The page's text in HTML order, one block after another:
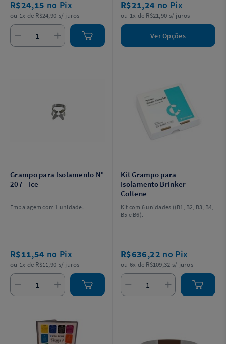
R$24,15 no Pix
ou 1x de R$24,90 s/ juros
R$21,24 no Pix
ou 1x de R$21,90 s/ juros
Ver Opções
Grampo para Isolamento Nº
207 - Ice
Embalagem com 1 unidade.
R$11,54 no Pix
ou 1x de R$11,90 s/ juros
Kit Grampo para
Isolamento Brinker -
Coltene
Kit com 6 unidades ((B1, B2, B3, B4,
B5 e B6).
R$636,22 no Pix
ou 6x de R$109,32 s/ juros